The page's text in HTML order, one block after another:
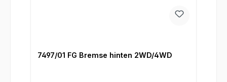
7497/01 FG Bremse hinten 2WD/4WD